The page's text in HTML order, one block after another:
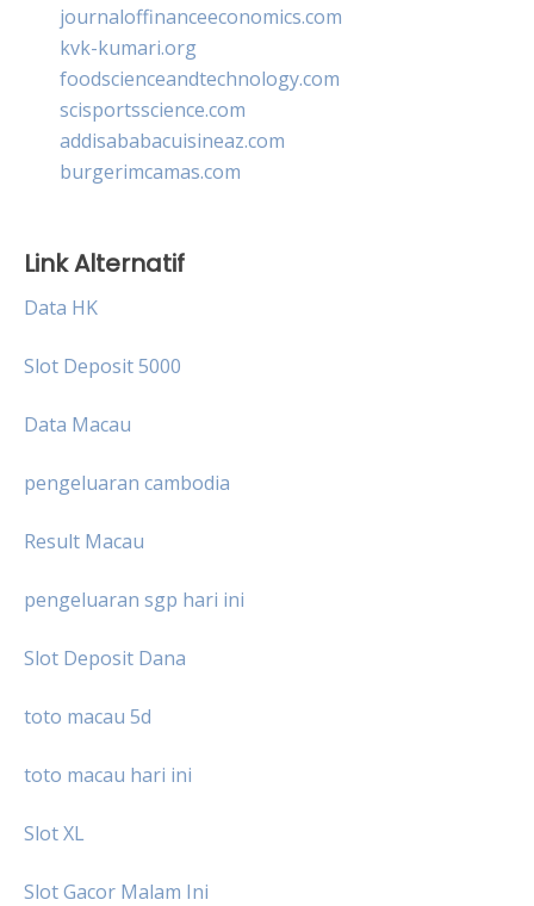
journaloffinanceeconomics.com
kvk-kumari.org
foodscienceandtechnology.com
scisportsscience.com
addisababacuisineaz.com
burgerimcamas.com
Link Alternatif
Data HK
Slot Deposit 5000
Data Macau
pengeluaran cambodia
Result Macau
pengeluaran sgp hari ini
Slot Deposit Dana
toto macau 5d
toto macau hari ini
Slot XL
Slot Gacor Malam Ini